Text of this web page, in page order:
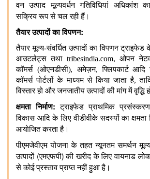
वन
उत्पाद मूल्यवर्धन गतिविधियां अधिकांश
सक्रिय रूप से चल रही हैं।
तैयार उत्पादों का विपणन:
तैयार मूल्य-संवर्धित उत्पादों का विपणन ट्राइफेड
आउटलेट्स तथा tribesindia.com, ओपन
कॉमर्स (ओएनडीसी), अमेज़न, फ्लिपकार्ट
कॉमर्स पोर्टलों के माध्यम से किया जाता है,
विस्तार हो और जनजातीय उत्पादों की मांग में वृद्धि
क्षमता निर्माण: ट्राइफेड प्राथमिक प्रसंस्करण
विकास आदि के लिए वीडीवीके सदस्यों का क्षमता
आयोजित करता है।
पीएमजेवीएम योजना के तहत न्यूनतम समर्थन
उत्पादों (एमएफपी)की खरीद के लिए वायनाड
से कोई प्रस्ताव प्राप्त नहीं हुआ है।